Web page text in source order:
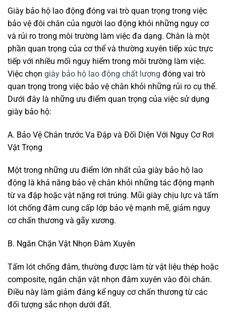
Giày bảo hộ lao động đóng vai trò quan trọng trong việc
bảo vệ đôi chân của người lao động khỏi những nguy cơ
và rủi ro trong môi trường làm việc đa dạng. Chân là một
phần quan trọng của cơ thể và thường xuyên tiếp xúc trực
tiếp với nhiều mối nguy hiểm trong môi trường làm việc.
Việc chọn giày bảo hộ lao động chất lượng đóng vai trò
quan trọng trong việc bảo vệ chân khỏi những rủi ro cụ thể.
Dưới đây là những ưu điểm quan trọng của việc sử dụng
giày bảo hộ:
A. Bảo Vệ Chân trước Va Đập và Đối Diện Với Nguy Cơ Rơi
Vật Trọng
Một trong những ưu điểm lớn nhất của giày bảo hộ lao
động là khả năng bảo vệ chân khỏi những tác động mạnh
từ va đập hoặc vật nặng rơi trúng. Mũi giày chịu lực và tấm
lót chống đâm cung cấp lớp bảo vệ mạnh mẽ, giảm nguy
cơ chấn thương và gãy xương.
B. Ngăn Chặn Vật Nhọn Đâm Xuyên
Tấm lót chống đâm, thường được làm từ vật liệu thép hoặc
composite, ngăn chặn vật nhọn đâm xuyên vào đôi chân.
Điều này làm giảm đáng kể nguy cơ chấn thương từ các
đối tượng sắc nhọn dưới đất.